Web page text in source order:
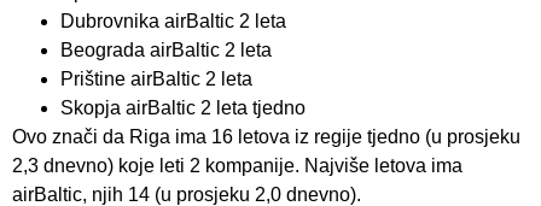
Dubrovnika airBaltic 2 leta
Beograda airBaltic 2 leta
Prištine airBaltic 2 leta
Skopja airBaltic 2 leta tjedno
Ovo znači da Riga ima 16 letova iz regije tjedno (u prosjeku
2,3 dnevno) koje leti 2 kompanije. Najviše letova ima
airBaltic, njih 14 (u prosjeku 2,0 dnevno).